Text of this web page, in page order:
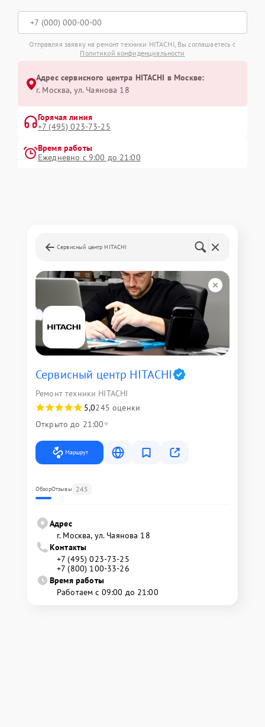
Отправляя заявку на ремонт техники HITACHI, Вы соглашаетесь с
Политикой конфиденциальности
Адрес сервисного центра HITACHI в Москве:
г. Москва, ул. Чаянова 18
Горячая линия
+7 (495) 023-73-25
Время работы
Ежедневно с 9:00 до 21:00
Сервисный центр HITACHI
Сервисный центр HITACHI
Ремонт техники HITACHI
5,0245 оценки
Открыто до 21:00
Маршрут
ОбзорОтзывы 245
Адрес
г. Москва, ул. Чаянова 18
Контакты
+7 (495) 023-73-25
+7 (800) 100-33-26
Время работы
Работаем с 09:00 до 21:00